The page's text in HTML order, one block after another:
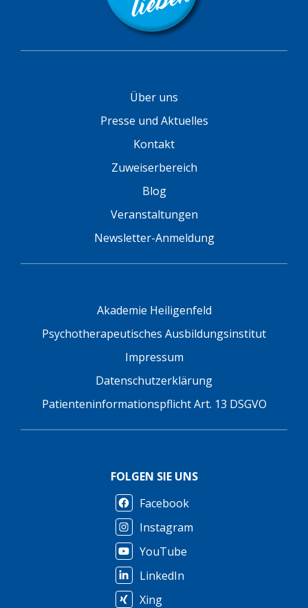
Über uns
Presse und Aktuelles
Kontakt
Zuweiserbereich
Blog
Veranstaltungen
Newsletter-Anmeldung
Akademie Heiligenfeld
Psychotherapeutisches Ausbildungsinstitut
Impressum
Datenschutzerklärung
Patienteninformationspflicht Art. 13 DSGVO
FOLGEN SIE UNS
Facebook
Instagram
YouTube
LinkedIn
Xing